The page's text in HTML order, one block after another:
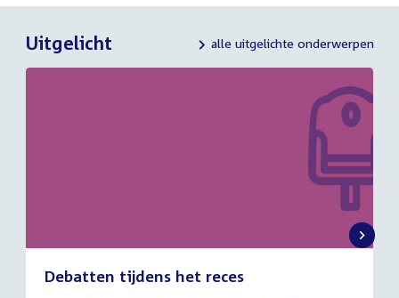
Uitgelicht alle uitgelichte onderwerpen
Debatten tijdens het reces